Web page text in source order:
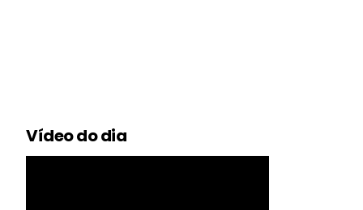
Vídeo do dia